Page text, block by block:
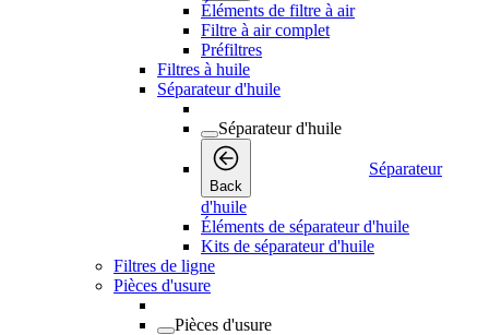
Éléments de filtre à air
Filtre à air complet
Préfiltres
Filtres à huile
Séparateur d'huile
Séparateur d'huile
Back
Séparateur
d'huile
Éléments de séparateur d'huile
Kits de séparateur d'huile
Filtres de ligne
Pièces d'usure
Pièces d'usure